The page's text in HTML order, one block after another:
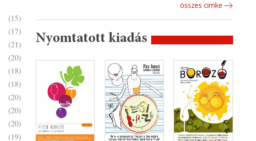
(15)
(17)
(21)
(20)
(18)
(18)
(20)
(20)
(20)
(19)
összes cimke
Nyomtatott kiadás